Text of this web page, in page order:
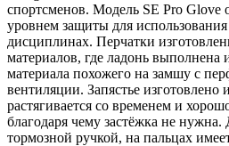
спортсменов. Модель SE Pro Glove
уровнем защиты для
дисциплинах. Перчатки
материалов, где ладонь выполнена
материала похожего на замшу с
вентиляции. Запястье изготовлено
растягивается со временем и
благодаря чему застёжка не нужна.
тормозной ручкой, на пальцах